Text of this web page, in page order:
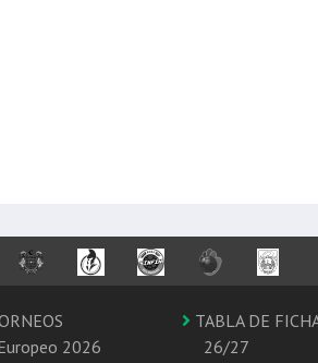
2026
TABLA DE
26/27